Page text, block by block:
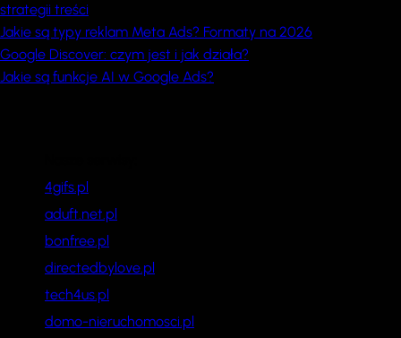
strategii treści
Jakie są typy reklam Meta Ads? Formaty na 2026
Google Discover: czym jest i jak działa?
Jakie są funkcje AI w Google Ads?
4gifs.pl
aduft.net.pl
bonfree.pl
directedbylove.pl
tech4us.pl
domo-nieruchomosci.pl